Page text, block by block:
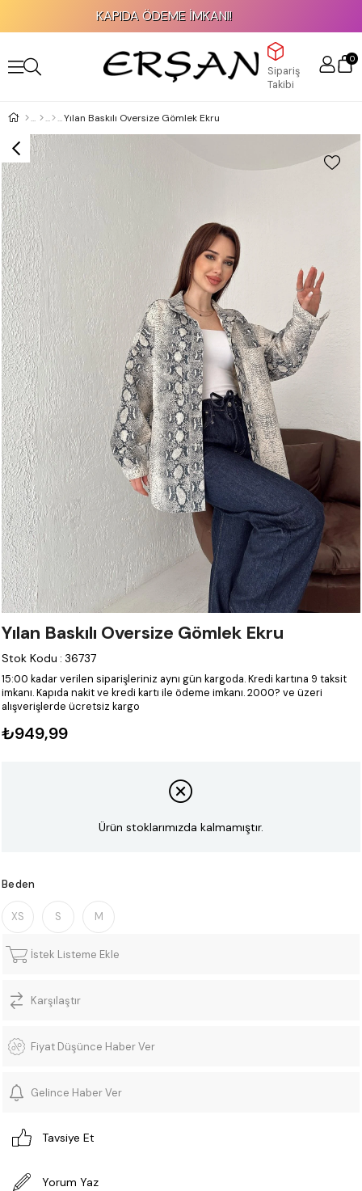
KAPIDA ÖDEME İMKANI!
Sipariş
Takibi
0
Yılan Baskılı Oversize Gömlek Ekru
Yılan Baskılı Oversize Gömlek Ekru
Stok Kodu : 36737
15:00 kadar verilen siparişleriniz aynı gün kargoda.Kredi kartına 9 taksit
imkanı.Kapıda nakit ve kredi kartı ile ödeme imkanı.2000? ve üzeri
alışverişlerde ücretsiz kargo
₺949,99
Ürün stoklarımızda kalmamıştır.
Beden
XS S M
İstek Listeme Ekle
Karşılaştır
Fiyat Düşünce Haber Ver
Gelince Haber Ver
Tavsiye Et
Yorum Yaz